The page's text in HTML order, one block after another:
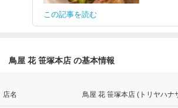
この記事を読む
鳥屋 花 笹塚本店 の基本情報
店名 鳥屋 花 笹塚本店 (トリヤハナ